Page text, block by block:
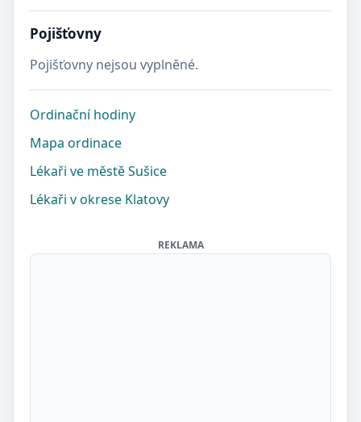
Pojišťovny
Pojišťovny nejsou vyplněné.
Ordinační hodiny
Mapa ordinace
Lékaři ve městě Sušice
Lékaři v okrese Klatovy
REKLAMA